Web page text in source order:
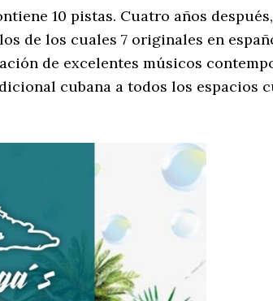
10 pistas. Cuatro años
de los cuales 7 originales en
de excelentes músicos
cubana a todos los espacios